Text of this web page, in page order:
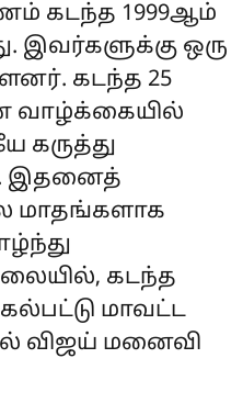
கடந்த 1999ஆம்
இவர்களுக்கு ஒரு
கடந்த 25
வாழ்க்கையில்
கருத்து
இதனைத்
மாதங்களாக
கடந்த
மாவட்ட
விஜய் மனைவி